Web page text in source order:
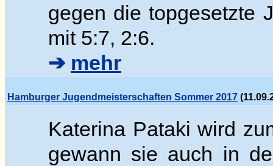
gegen die topgesetzte
mit 5:7, 2:6.
➔ mehr
Hamburger Jugendmeisterschaften Sommer 2017
Katerina Pataki wird
gewann sie auch in